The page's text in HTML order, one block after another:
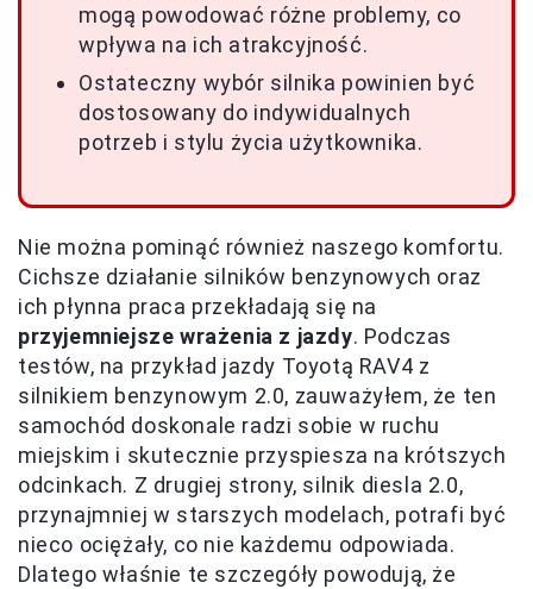
mogą powodować różne problemy, co
wpływa na ich atrakcyjność.
Ostateczny wybór silnika powinien być
dostosowany do indywidualnych
potrzeb i stylu życia użytkownika.
Nie można pominąć również naszego komfortu.
Cichsze działanie silników benzynowych oraz
ich płynna praca przekładają się na
przyjemniejsze wrażenia z jazdy. Podczas
testów, na przykład jazdy Toyotą RAV4 z
silnikiem benzynowym 2.0, zauważyłem, że ten
samochód doskonale radzi sobie w ruchu
miejskim i skutecznie przyspiesza na krótszych
odcinkach. Z drugiej strony, silnik diesla 2.0,
przynajmniej w starszych modelach, potrafi być
nieco ociężały, co nie każdemu odpowiada.
Dlatego właśnie te szczegóły powodują, że